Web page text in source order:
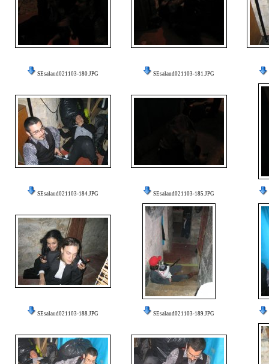
SEsalaud021103-180.JPG SEsalaud021103-181.JPG
SEsalaud021103-184.JPG SEsalaud021103-185.JPG
SEsalaud021103-188.JPG SEsalaud021103-189.JPG